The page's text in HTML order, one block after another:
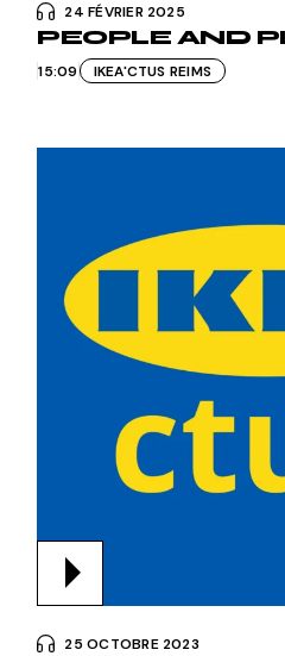
24 FÉVRIER 2025
PEOPLE AND
15:09 IKEA'CTUS REIMS
25 OCTOBRE 2023